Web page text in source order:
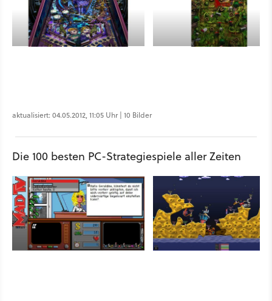
aktualisiert: 04.05.2012, 11:05 Uhr | 10 Bilder
Die 100 besten PC-Strategiespiele aller Zeiten